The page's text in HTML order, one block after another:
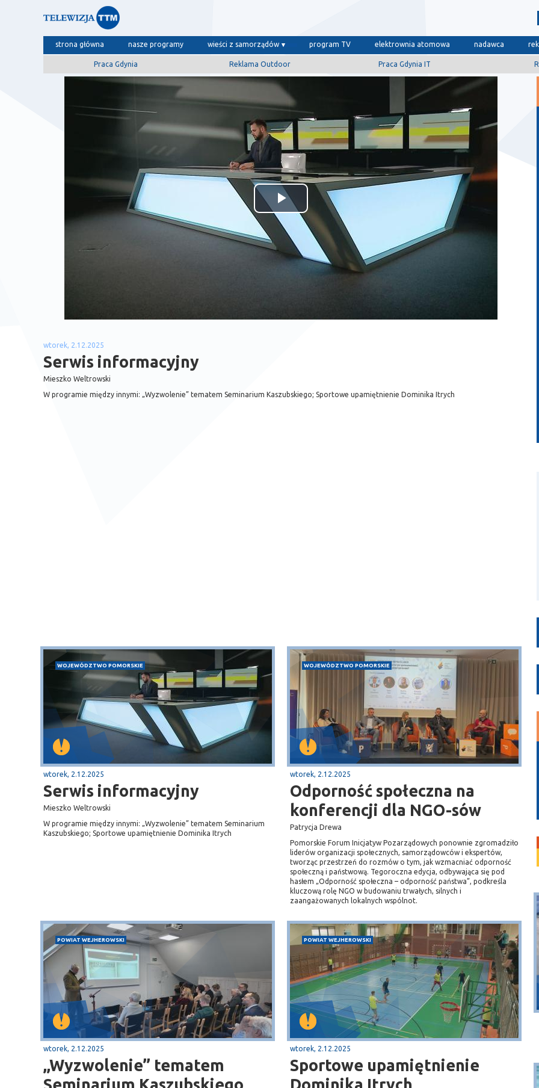
strona główna nasze programy wieści z samorządów program TV elektrownia atomowa nadawca
Praca Gdynia Reklama Outdoor Praca Gdynia IT
Odtwórz
wideo
wtorek, 2.12.2025
Serwis informacyjny
Mieszko Weltrowski
W programie między innymi: „Wyzwolenie” tematem Seminarium Kaszubskiego; Sportowe upamiętnienie Dominika Itrych
WOJEWÓDZTWO POMORSKIE
wtorek, 2.12.2025
Serwis informacyjny
Mieszko Weltrowski
W programie między innymi: „Wyzwolenie” tematem Seminarium
Kaszubskiego; Sportowe upamiętnienie Dominika Itrych
WOJEWÓDZTWO POMORSKIE
wtorek, 2.12.2025
Odporność społeczna na
konferencji dla NGO-sów
Patrycja Drewa
Pomorskie Forum Inicjatyw Pozarządowych ponownie zgromadziło
liderów organizacji społecznych, samorządowców i ekspertów,
tworząc przestrzeń do rozmów o tym, jak wzmacniać odporność
społeczną i państwową. Tegoroczna edycja, odbywająca się pod
hasłem „Odporność społeczna – odporność państwa”, podkreśla
kluczową rolę NGO w budowaniu trwałych, silnych i
zaangażowanych lokalnych wspólnot.
POWIAT WEJHEROWSKI
wtorek, 2.12.2025
„Wyzwolenie” tematem
Seminarium Kaszubskiego
POWIAT WEJHEROWSKI
wtorek, 2.12.2025
Sportowe upamiętnienie
Dominika Itrych
Sopot
plaża
Puck
Przystań, molo